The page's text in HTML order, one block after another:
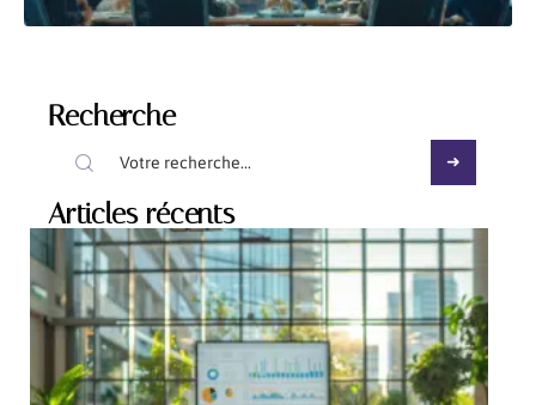
Recherche
Articles récents